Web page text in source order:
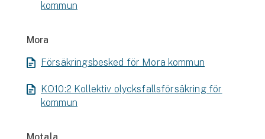
kommun
Mora
Försäkringsbesked för Mora kommun
KO10:2 Kollektiv olycksfallsförsäkring för
kommun